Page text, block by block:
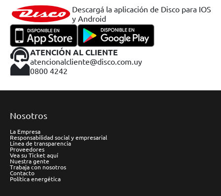
Descargá la aplicación de Disco para IOS
y Android
ATENCIÓN AL CLIENTE
atencionalcliente@disco.com.uy
0800 4242
Nosotros
La Empresa
Responsabilidad social y empresarial
Línea de transparencia
Proveedores
Vea su Ticket aquí
Nuestra gente
Trabaja con nosotros
Contacto
Política energética